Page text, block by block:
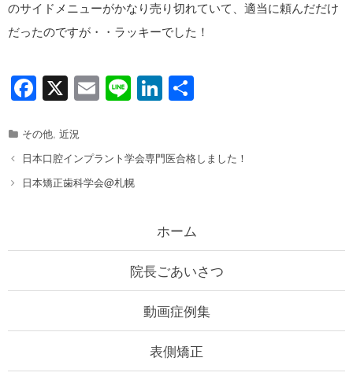
のサイドメニューがかなり売り切れていて、適当に頼んだだけ
だったのですが・・ラッキーでした！
F
a
c
e
b
X E
m
Li
n
Li
n
e
Categories
その他, 近況
Post
navigation
日本口腔インプラント学会専門医合格しました！
日本矯正歯科学会@札幌
ホーム
院長ごあいさつ
動画症例集
表側矯正